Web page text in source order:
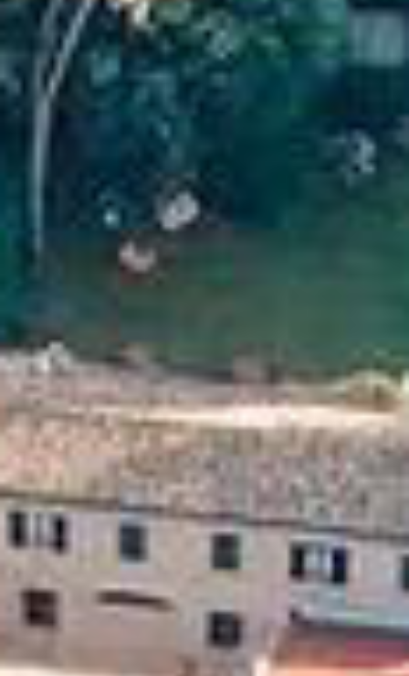
alle
produkte
Soft Sophisticated